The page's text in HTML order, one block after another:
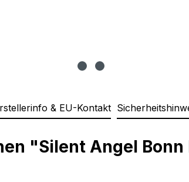
& EU-Kontakt
"Silent Angel Bonn